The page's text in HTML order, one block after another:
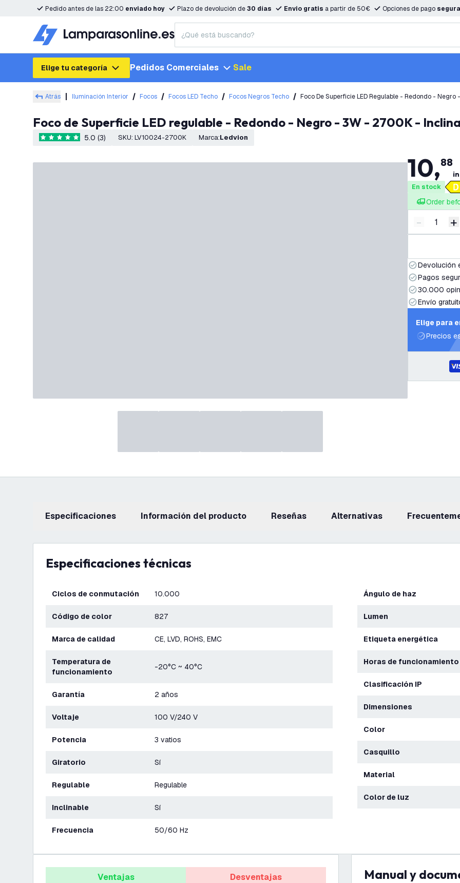
Pedido antes de las 22:00 enviado hoy Plazo de devolución de30 días Envio gratis a partir de 50€ Opciones de pago
Elige tu categoría Pedidos Comerciales Sale
Atrás Iluminación Interior Focos Focos LED Techo Focos Negros Techo Foco De Superficie LED Regulable - Redondo -
Foco de Superficie LED regulable - Redondo - Negro - 3W - 2700K -
5 estrellas de puntuación
5.0 (3) SKU: LV10024-2700K Marca: Ledvion
10,88
En stock
Order
Disminuir
- +
Devolución
Pagos
30.000
Envío
Elige para
Precios
Especificaciones información del producto reseñas Alternativas
Especificaciones técnicas
Ciclos de conmutación 10.000
Código de color 827
Marca de calidad CE, LVD, ROHS, EMC
Temperatura de
funcionamiento
-20°C ~ 40°C
Garantía 2 años
Voltaje 100 V/240 V
Potencia 3 vatios
Giratorio Sí
Regulable Regulable
Inclinable Sí
Frecuencia 50/60 Hz
Ángulo de haz
Lumen
Etiqueta energética
Horas de funcionamiento
Clasificación IP
Dimensiones
Color
Casquillo
Material
Color de luz
Ventajas Desventajas Manual y